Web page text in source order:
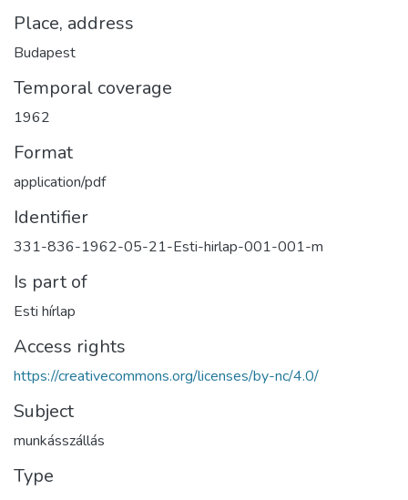
Place, address
Budapest
Temporal coverage
1962
Format
application/pdf
Identifier
331-836-1962-05-21-Esti-hirlap-001-001-m
Is part of
Esti hírlap
Access rights
https://creativecommons.org/licenses/by-nc/4.0/
Subject
munkásszállás
Type